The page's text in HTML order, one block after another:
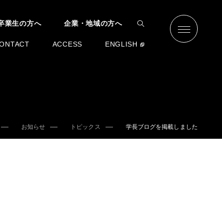
業生の方へ 企業・地域の方へ
ACCESS ENGLISH
お知らせ トピックス 学長ブログを掲載しました